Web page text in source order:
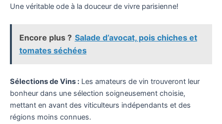
Une véritable ode à la douceur de vivre parisienne!
Encore plus ? Salade d’avocat, pois chiches et
tomates séchées
Sélections de Vins : Les amateurs de vin trouveront leur
bonheur dans une sélection soigneusement choisie,
mettant en avant des viticulteurs indépendants et des
régions moins connues.